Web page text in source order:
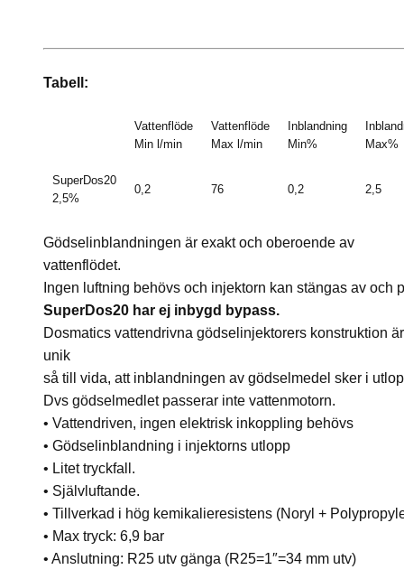
Tabell:
Vattenflöde
Min l/min
Vattenflöde
Max l/min
Inblandning
Min%
Max%
SuperDos20
2,5%
0,2 76 0,2 2,5
Gödselinblandningen är exakt och oberoende av
vattenflödet.
Ingen luftning behövs och injektorn kan stängas av och
SuperDos20 har ej inbygd bypass.
Dosmatics vattendrivna gödselinjektorers konstruktion är
unik
så till vida, att inblandningen av gödselmedel sker i
Dvs gödselmedlet passerar inte vattenmotorn.
• Vattendriven, ingen elektrisk inkoppling behövs
• Gödselinblandning i injektorns utlopp
• Litet tryckfall.
• Självluftande.
• Tillverkad i hög kemikalieresistens (Noryl +
• Max tryck: 6,9 bar
• Anslutning: R25 utv gänga (R25=1″=34 mm utv)